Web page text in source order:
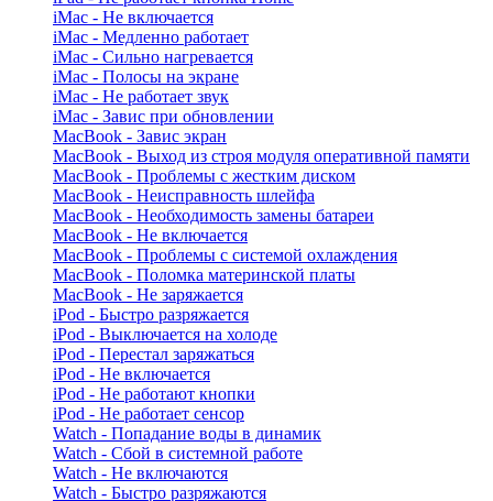
iMac - Не включается
iMac - Медленно работает
iMac - Сильно нагревается
iMac - Полосы на экране
iMac - Не работает звук
iMac - Завис при обновлении
MacBook - Завис экран
MacBook - Выход из строя модуля оперативной памяти
MacBook - Проблемы с жестким диском
MacBook - Неисправность шлейфа
MacBook - Необходимость замены батареи
MacBook - Не включается
MacBook - Проблемы с системой охлаждения
MacBook - Поломка материнской платы
MacBook - Не заряжается
iPod - Быстро разряжается
iPod - Выключается на холоде
iPod - Перестал заряжаться
iPod - Не включается
iPod - Не работают кнопки
iPod - Не работает сенсор
Watch - Попадание воды в динамик
Watch - Сбой в системной работе
Watch - Не включаются
Watch - Быстро разряжаются